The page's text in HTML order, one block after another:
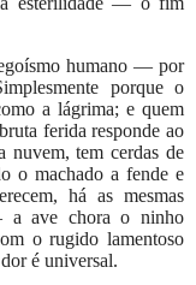
humano — por
porque o
a lágrima; e quem
ferida responde ao
nuvem, tem cerdas de
o machado a fende e
há as mesmas
a ave chora o ninho
o rugido lamentoso
é universal.